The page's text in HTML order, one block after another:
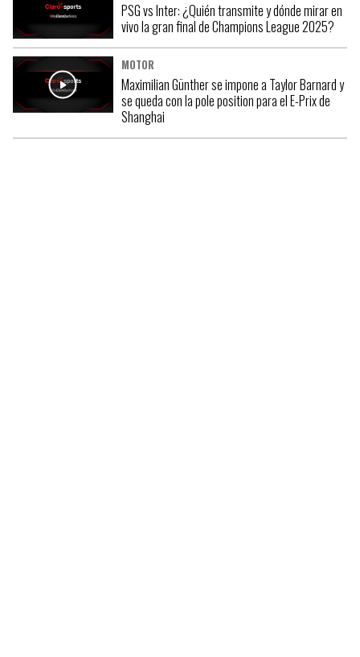
PSG vs Inter: ¿Quién transmite y dónde mirar en
vivo la gran final de Champions League 2025?
MOTOR
Maximilian Günther se impone a Taylor Barnard y
se queda con la pole position para el E-Prix de
Shanghai